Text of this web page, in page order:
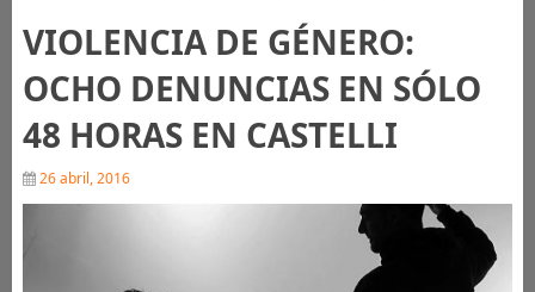
VIOLENCIA DE GÉNERO:
OCHO DENUNCIAS EN SÓLO
48 HORAS EN CASTELLI
26 abril, 2016